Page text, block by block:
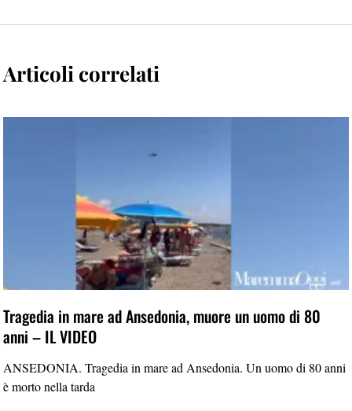
Articoli correlati
Tragedia in mare ad Ansedonia, muore un uomo di 80
anni – IL VIDEO
ANSEDONIA. Tragedia in mare ad Ansedonia. Un uomo di 80 anni
è morto nella tarda